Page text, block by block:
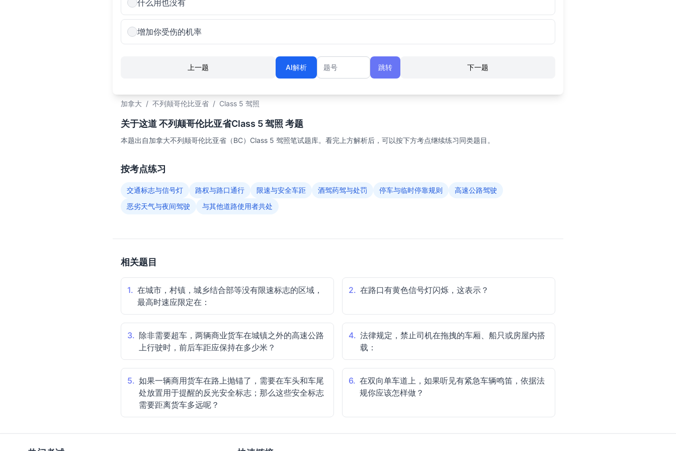
什么用也没有
增加你受伤的机率
上一题 下一题
AI解析
题号
跳转
加拿大 / 不列颠哥伦比亚省 / Class 5 驾照
关于这道 不列颠哥伦比亚省Class 5 驾照 考题
本题出自加拿大不列颠哥伦比亚省（BC）Class 5 驾照笔试题库。看完上方解析后，可以按下方考点继续练习同类题目。
按考点练习
交通标志与信号灯 路权与路口通行 限速与安全车距 酒驾药驾与处罚 停车与临时停靠规则
高速公路驾驶
恶劣天气与夜间驾驶
与其他道路使用者共处
相关题目
1. 在城市，村镇，城乡结合部等没有限速标志的区域，
最高时速应限定在：
2. 在路口有黄色信号灯闪烁，这表示？
3. 除非需要超车，两辆商业货车在城镇之外的高速公路
上行驶时，前后车距应保持在多少米？
4. 法律规定，禁止司机在拖拽的车厢、船只或房屋内搭
载：
5. 如果一辆商用货车在路上抛锚了，需要在车头和车尾
处放置用于提醒的反光安全标志；那么这些安全标志
需要距离货车多远呢？
6. 在双向单车道上，如果听见有紧急车辆鸣笛，依据法
规你应该怎样做？